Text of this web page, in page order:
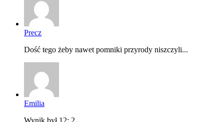
Precz
Dość tego żeby nawet pomniki przyrody niszczyli...
Emilia
Wynik był 12: 2...